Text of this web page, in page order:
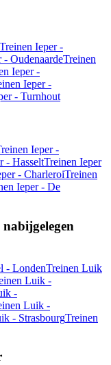
Treinen Ieper -
- OudenaardeTreinen
Ieper -
Ieper -
- Turnhout
Ieper -
- HasseltTreinen Ieper
- CharleroiTreinen
Ieper - De
- LondenTreinen Luik
Luik -
-
Luik -
- StrasbourgTreinen